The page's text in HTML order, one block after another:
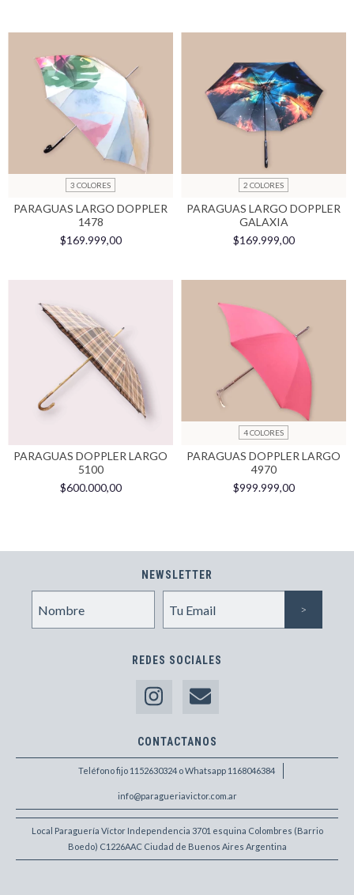
3 COLORES
PARAGUAS LARGO DOPPLER
1478
$169.999,00
2 COLORES
PARAGUAS LARGO DOPPLER
GALAXIA
$169.999,00
PARAGUAS DOPPLER LARGO
5100
$600.000,00
4 COLORES
PARAGUAS DOPPLER LARGO
4970
$999.999,00
NEWSLETTER
REDES SOCIALES
CONTACTANOS
Teléfono fijo 1152630324 o Whatsapp 1168046384
info@paragueriavictor.com.ar
Local Paraguería Víctor Independencia 3701 esquina Colombres (Barrio
Boedo) C1226AAC Ciudad de Buenos Aires Argentina